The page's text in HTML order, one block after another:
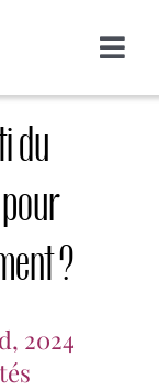
Toggle
du
?
2024